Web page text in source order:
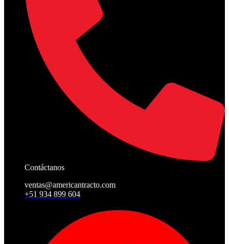
Contáctanos
ventas@americantracto.com
+51 934 899 604